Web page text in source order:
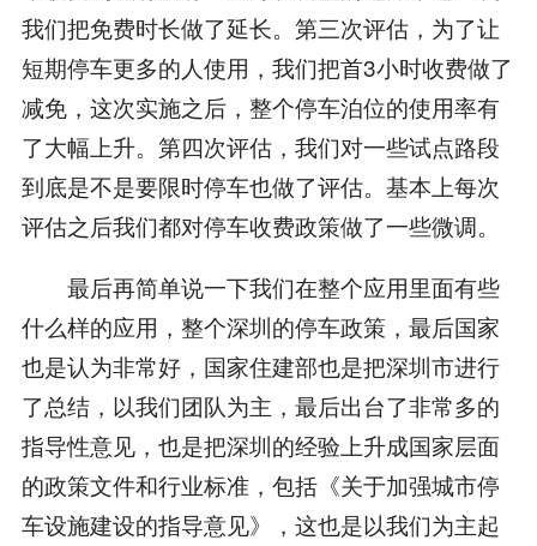
我们把免费时长做了延长。第三次评估，为了让
短期停车更多的人使用，我们把首3小时收费做了
减免，这次实施之后，整个停车泊位的使用率有
了大幅上升。第四次评估，我们对一些试点路段
到底是不是要限时停车也做了评估。基本上每次
评估之后我们都对停车收费政策做了一些微调。
最后再简单说一下我们在整个应用里面有些
什么样的应用，整个深圳的停车政策，最后国家
也是认为非常好，国家住建部也是把深圳市进行
了总结，以我们团队为主，最后出台了非常多的
指导性意见，也是把深圳的经验上升成国家层面
的政策文件和行业标准，包括《关于加强城市停
车设施建设的指导意见》，这也是以我们为主起